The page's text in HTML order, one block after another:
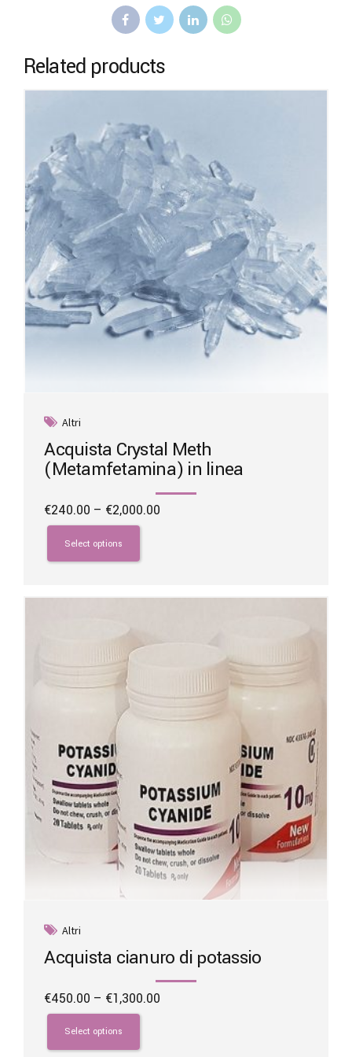
Related products
Altri
Acquista Crystal Meth
(Metamfetamina) in linea
€240.00 – €2,000.00
Select options
This
product
has
page
Altri
Acquista cianuro di potassio
€450.00 – €1,300.00
Select options
This
product
has